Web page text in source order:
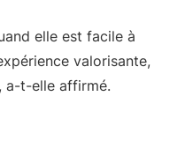
elle est facile à
valorisante,
a-t-elle affirmé.